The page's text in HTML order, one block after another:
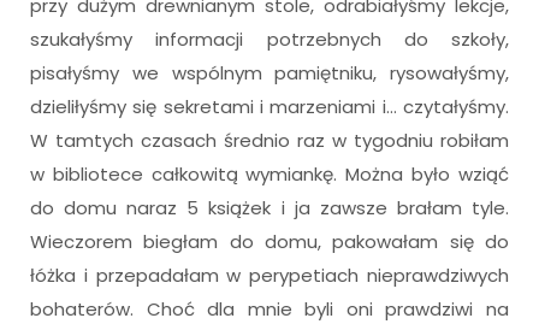
przy dużym drewnianym stole, odrabiałyśmy lekcje,
szukałyśmy informacji potrzebnych do szkoły,
pisałyśmy we wspólnym pamiętniku, rysowałyśmy,
dzieliłyśmy się sekretami i marzeniami i… czytałyśmy.
W tamtych czasach średnio raz w tygodniu robiłam
w bibliotece całkowitą wymiankę. Można było wziąć
do domu naraz 5 książek i ja zawsze brałam tyle.
Wieczorem biegłam do domu, pakowałam się do
łóżka i przepadałam w perypetiach nieprawdziwych
bohaterów. Choć dla mnie byli oni prawdziwi na